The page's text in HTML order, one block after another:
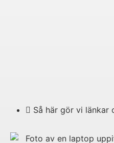
Så här gör vi länkar